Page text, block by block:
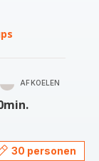
AFKOELEN
30 personen